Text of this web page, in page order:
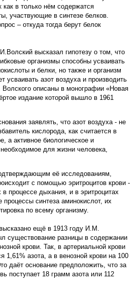
как в только нём содержатся
участвующие в синтезе белков.
– откуда тогда берут белок
высказал гипотезу о том, что
организмы способны усваивать
и белки, но также и организм
усваивать азот воздуха и производить
описаны в монографии «Новая
издание которой вышло в 1961
заявлять, что азот воздуха - не
кислорода, как считается в
а активное биологическое и
для жизни человека,
её исследованиям,
с помощью эритроцитов крови -
в процессе дыхания, и в эритроцитах
процессы синтеза аминокислот, их
по всему организму.
ещё в 1913 году И.М.
существование разницы в содержании
крови. Так, в артериальной крови
1,61% азота, а в венозной крови на 100
даёт основание предположить, что за
поступает 18 грамм азота или 112